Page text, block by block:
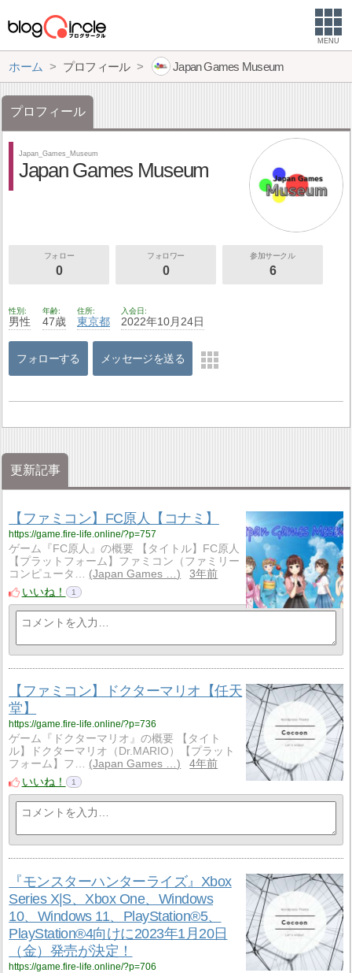
MENU
ホーム プロフィール Japan Games Museum
プロフィール
Japan_Games_Museum
Japan Games Museum
フォロー
0
フォロワー
0
参加サークル
6
性別
男性
年齢
47歳
住所
東京都
入会日
2022年10月24日
フォローする メッセージを送る
更新記事
【ファミコン】FC原人【コナミ】
https://game.fire-life.online/?p=757
ゲーム『FC原人』の概要 【タイトル】FC原人
【プラットフォーム】ファミコン（ファミリー
コンピュータ…
Japan Games …
3年前
いいね！
1
【ファミコン】ドクターマリオ【任天
堂】
https://game.fire-life.online/?p=736
ゲーム『ドクターマリオ』の概要 【タイト
ル】ドクターマリオ（Dr.MARIO）【プラット
フォーム】フ…
Japan Games …
4年前
いいね！
1
『モンスターハンターライズ』Xbox
Series X|S、Xbox One、Windows
10、Windows 11、PlayStation®5、
PlayStation®4向けに2023年1月20日
（金）発売が決定！
https://game.fire-life.online/?p=706